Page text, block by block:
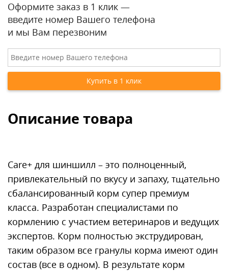
Оформите заказ в 1 клик —
введите номер Вашего телефона
и мы Вам перезвоним
Описание товара
Care+ для шиншилл – это полноценный,
привлекательный по вкусу и запаху, тщательно
сбалансированный корм супер премиум
класса. Разработан специалистами по
кормлению с участием ветеринаров и ведущих
экспертов. Корм полностью экструдирован,
таким образом все гранулы корма имеют один
состав (все в одном). В результате корм